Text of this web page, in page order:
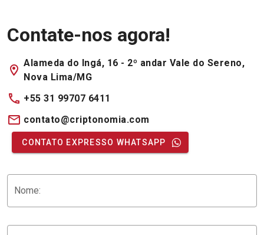
Contate-nos agora!
Alameda do Ingá, 16 - 2º andar Vale do Sereno,
Nova Lima/MG
+55 31 99707 6411
contato@criptonomia.com
CONTATO EXPRESSO WHATSAPP
Nome: